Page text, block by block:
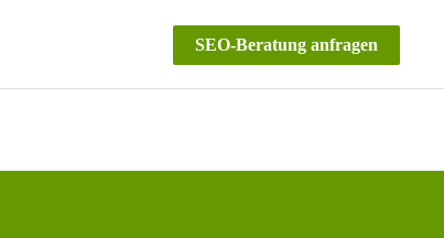
SEO-Beratung anfragen